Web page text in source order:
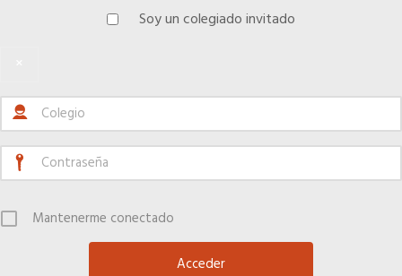
Soy un colegiado invitado
Mantenerme conectado